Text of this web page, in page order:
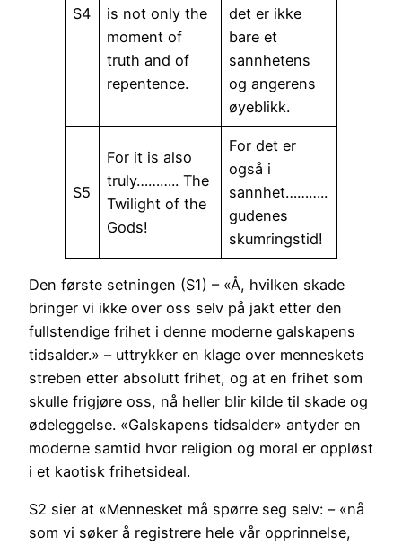
S4
is not only the
moment of
truth and of
repentence.
det er ikke
bare et
sannhetens
og angerens
øyeblikk.
S5
For it is also
truly……….. The
Twilight of the
Gods!
For det er
også i
sannhet………..
gudenes
skumringstid!
Den første setningen (S1) – «Å, hvilken skade
bringer vi ikke over oss selv på jakt etter den
fullstendige frihet i denne moderne galskapens
tidsalder.» – uttrykker en klage over menneskets
streben etter absolutt frihet, og at en frihet som
skulle frigjøre oss, nå heller blir kilde til skade og
ødeleggelse. «Galskapens tidsalder» antyder en
moderne samtid hvor religion og moral er oppløst
i et kaotisk frihetsideal.
S2 sier at «Mennesket må spørre seg selv: – «nå
som vi søker å registrere hele vår opprinnelse,